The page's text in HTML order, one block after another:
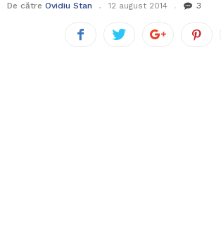
De către Ovidiu Stan 12 august 2014 3